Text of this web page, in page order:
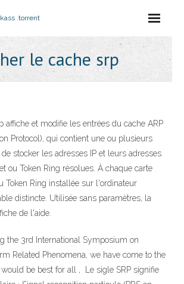
.torrent
le cache srp
affiche et modifie les entrées du cache ARP
Protocol), qui contient une ou plusieurs
stocker les adresses IP et leurs adresses
ou Token Ring résolues. À chaque carte
Token Ring installée sur l'ordinateur
distincte. Utilisée sans paramètres, la
de l'aide.
the 3rd International Symposium on
Related Phenomena, we have come to the
be best for all , Le sigle SRP signifie